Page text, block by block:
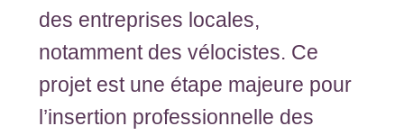
des entreprises locales,
notamment des vélocistes. Ce
projet est une étape majeure pour
l’insertion professionnelle des